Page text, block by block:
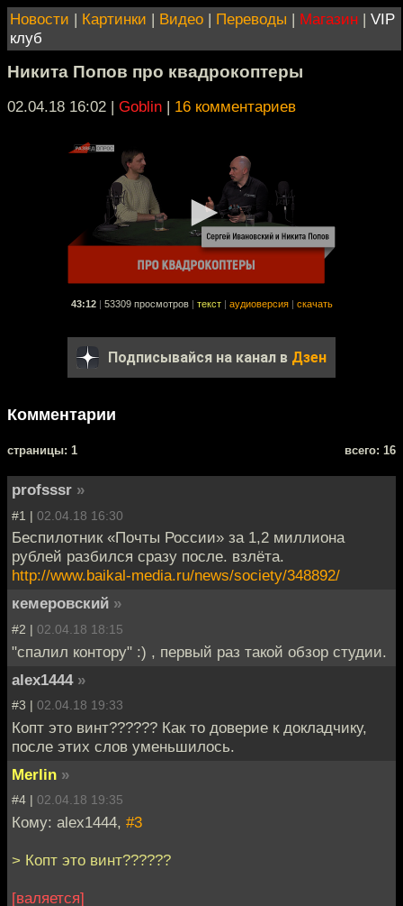
Новости | Картинки | Видео | Переводы | Магазин | VIP
клуб
Никита Попов про квадрокоптеры
02.04.18 16:02 | Goblin | 16 комментариев
43:12 53309 просмотров текст аудиоверсия скачать
Подписывайся на канал в Дзен
Комментарии
cтраницы: 1 всего: 16
profsssr »
#1 | 02.04.18 16:30
Беспилотник «Почты России» за 1,2 миллиона
рублей разбился сразу после. взлёта.
http://www.baikal-media.ru/news/society/348892/
кемеровский »
#2 | 02.04.18 18:15
"спалил контору" :) , первый раз такой обзор студии.
alex1444 »
#3 | 02.04.18 19:33
Копт это винт?????? Как то доверие к докладчику,
после этих слов уменьшилось.
Merlin »
#4 | 02.04.18 19:35
Кому: alex1444, #3
> Копт это винт??????
[валяется]